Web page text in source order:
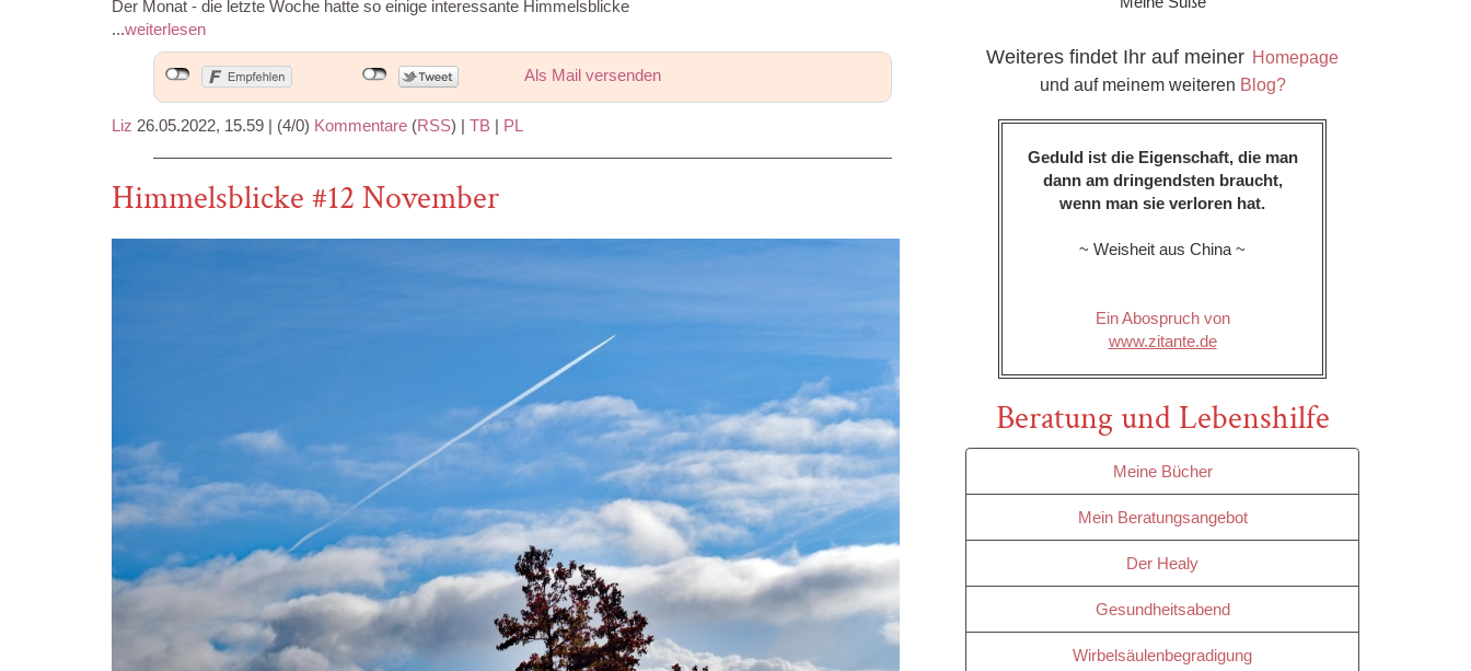
Der Monat - die letzte Woche hatte so einige interessante Himmelsblicke
...weiterlesen
Als Mail versenden
Liz 26.05.2022, 15.59 | (4/0) Kommentare (RSS) | TB | PL
Himmelsblicke #12 November
Weiteres findet Ihr auf meiner Homepage
und auf meinem weiteren Blog?
Geduld ist die Eigenschaft, die man
dann am dringendsten braucht,
wenn man sie verloren hat.
~ Weisheit aus China ~
Ein Abospruch von
www.zitante.de
Beratung und Lebenshilfe
Meine Bücher
Mein Beratungsangebot
Der Healy
Gesundheitsabend
Wirbelsäulenbegradigung